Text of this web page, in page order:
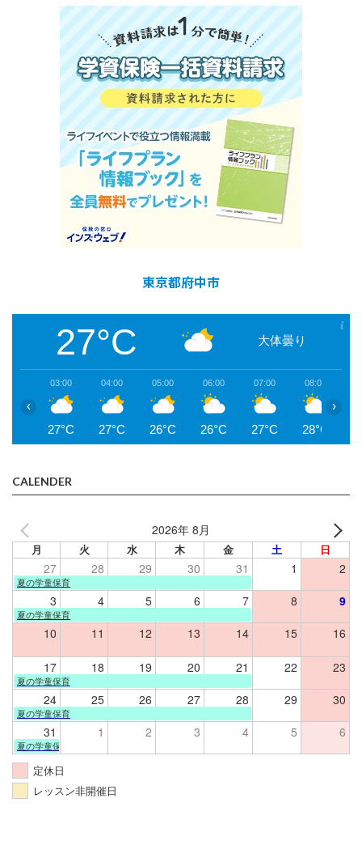
東京都府中市
27°C 大体曇り
03:00
27°C
04:00
27°C
05:00
26°C
06:00
26°C
07:00
27°C
08:00
28°C
‹ ›
CALENDER
2026年 8月
月 火 水 木 金 土 日
27 28 29 30 31 1 2
夏の学童保育
3 4 5 6 7 8 9
夏の学童保育
10 11 12 13 14 15 16
17 18 19 20 21 22 23
夏の学童保育
24 25 26 27 28 29 30
夏の学童保育
31 1 2 3 4 5 6
夏の学童保育
定休日
レッスン非開催日